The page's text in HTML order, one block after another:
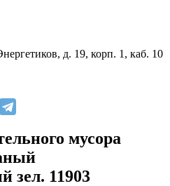
д. 19, корп. 1, каб. 10
мусора
зел. 11903